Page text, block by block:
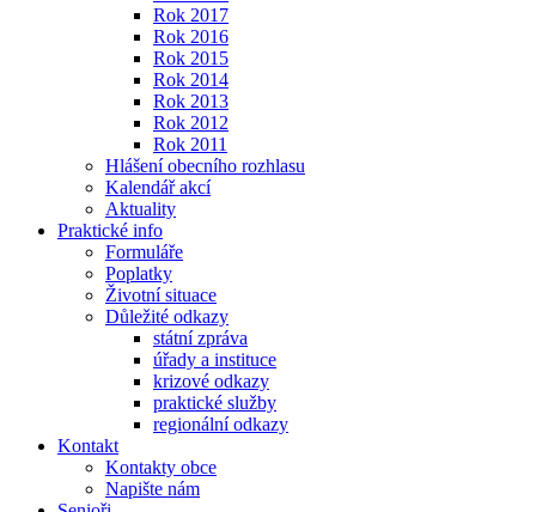
Rok 2017
Rok 2016
Rok 2015
Rok 2014
Rok 2013
Rok 2012
Rok 2011
Hlášení obecního rozhlasu
Kalendář akcí
Aktuality
Praktické info
Formuláře
Poplatky
Životní situace
Důležité odkazy
státní zpráva
úřady a instituce
krizové odkazy
praktické služby
regionální odkazy
Kontakt
Kontakty obce
Napište nám